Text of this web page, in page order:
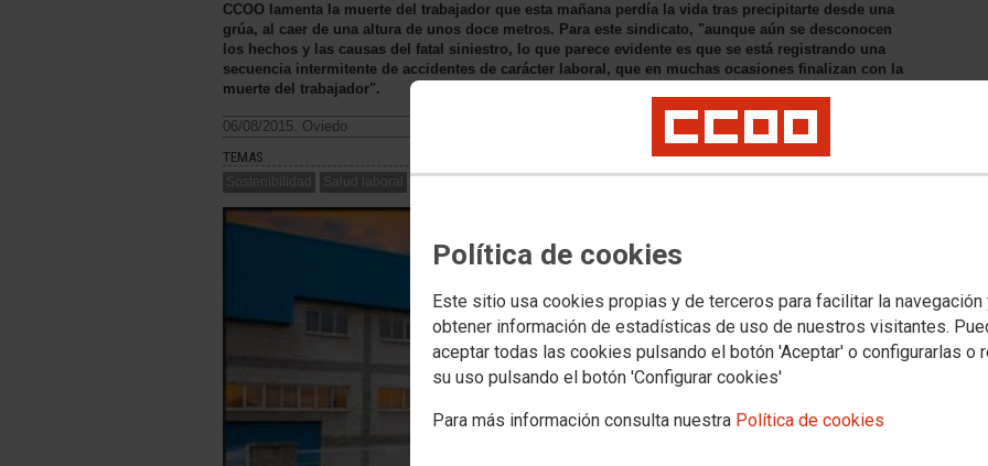
Política de cookies
Este sitio usa cookies propias y de terceros para facilitar la navegación
obtener información de estadísticas de uso de nuestros visitantes.
aceptar todas las cookies pulsando el botón 'Aceptar' o configurarlas o
su uso pulsando el botón 'Configurar cookies'
Para más información consulta nuestra Política de cookies
CCOO lamenta la muerte del trabajador que esta mañana perdía la vida tras precipitarte desde una
grúa, al caer de una altura de unos doce metros. Para este sindicato, "aunque aún se desconocen
los hechos y las causas del fatal siniestro, lo que parece evidente es que se está registrando una
secuencia intermitente de accidentes de carácter laboral, que en muchas ocasiones finalizan con la
muerte del trabajador".
06/08/2015. Oviedo
TEMAS
Sostenibilidad Salud laboral